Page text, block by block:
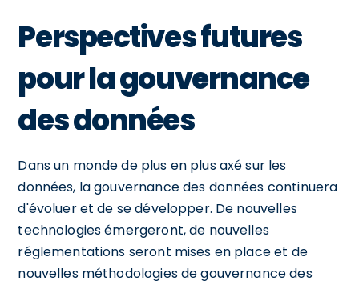
Perspectives futures
pour la gouvernance
des données
Dans un monde de plus en plus axé sur les
données, la gouvernance des données continuera
d'évoluer et de se développer. De nouvelles
technologies émergeront, de nouvelles
réglementations seront mises en place et de
nouvelles méthodologies de gouvernance des